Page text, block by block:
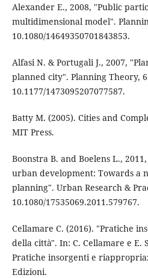
Alexander E., 2008, "Public
multidimensional model".
10.1080/14649350701843853.
Alfasi N. & Portugali J., 2007,
planned city". Planning Theory,
10.1177/1473095207077587.
Batty M. (2005). Cities and
MIT Press.
Boonstra B. and Boelens L.,
urban development: Towards a
planning". Urban Research &
10.1080/17535069.2011.579767.
Cellamare C. (2016). "Pratiche
della città". In: C. Cellamare e E.
Pratiche insorgenti e
Edizioni.